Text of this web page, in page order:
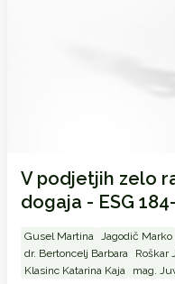
V podjetjih zelo
dogaja - ESG
Gusel Martina Jagodič Marko
dr. Bertoncelj Barbara
Roškar
Klasinc Katarina Kaja
mag.